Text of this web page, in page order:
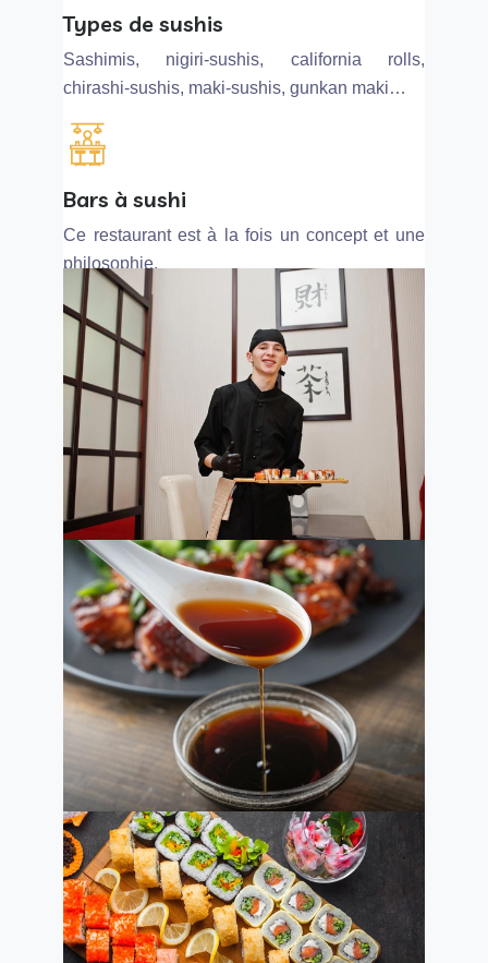
Types de sushis
Sashimis, nigiri-sushis, california rolls,
chirashi-sushis, maki-sushis, gunkan maki…
Bars à sushi
Ce restaurant est à la fois un concept et une
philosophie.